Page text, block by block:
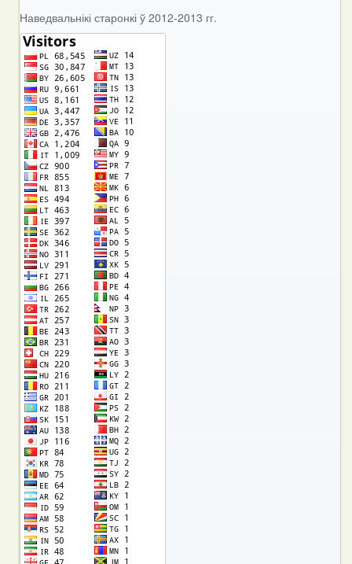
Наведвальнікі старонкі ў 2012-2013 гг.